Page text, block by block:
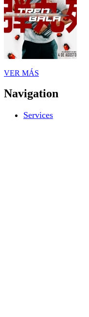
VER MÁS
Navigation
Services